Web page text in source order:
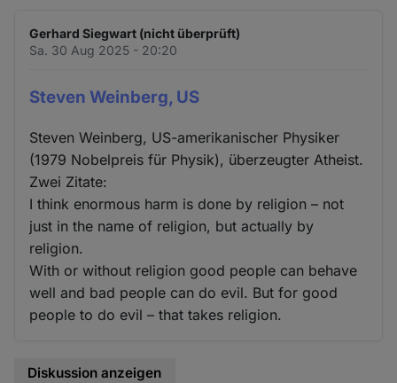
Gerhard Siegwart (nicht überprüft)
Sa. 30 Aug 2025 - 20:20
Steven Weinberg, US
Steven Weinberg, US-amerikanischer Physiker
(1979 Nobelpreis für Physik), überzeugter Atheist.
Zwei Zitate:
I think enormous harm is done by religion – not
just in the name of religion, but actually by
religion.
With or without religion good people can behave
well and bad people can do evil. But for good
people to do evil – that takes religion.
Diskussion anzeigen